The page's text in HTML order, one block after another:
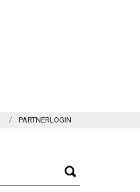
PARTNERLOGIN